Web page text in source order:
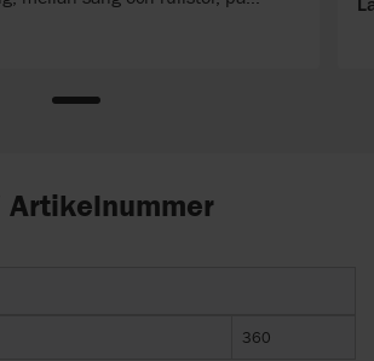
eller vid röntgen.
360